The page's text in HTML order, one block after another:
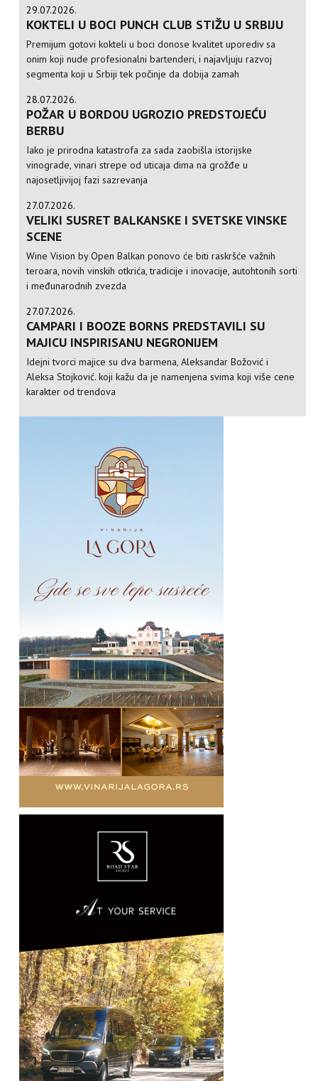
29.07.2026.
KOKTELI U BOCI PUNCH CLUB STIŽU U SRBIJU
Premijum gotovi kokteli u boci donose kvalitet uporediv sa
onim koji nude profesionalni bartenderi, i najavljuju razvoj
segmenta koji u Srbiji tek počinje da dobija zamah
28.07.2026.
POŽAR U BORDOU UGROZIO PREDSTOJEĆU
BERBU
Iako je prirodna katastrofa za sada zaobišla istorijske
vinograde, vinari strepe od uticaja dima na grožđe u
najosetljivijoj fazi sazrevanja
27.07.2026.
VELIKI SUSRET BALKANSKE I SVETSKE VINSKE
SCENE
Wine Vision by Open Balkan ponovo će biti raskršće važnih
teroara, novih vinskih otkrića, tradicije i inovacije, autohtonih sorti
i međunarodnih zvezda
27.07.2026.
CAMPARI I BOOZE BORNS PREDSTAVILI SU
MAJICU INSPIRISANU NEGRONIJEM
Idejni tvorci majice su dva barmena, Aleksandar Božović i
Aleksa Stojković. koji kažu da je namenjena svima koji više cene
karakter od trendova